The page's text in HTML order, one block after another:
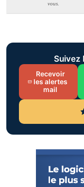
vous.
Suivez
Recevoir
les alertes
mail